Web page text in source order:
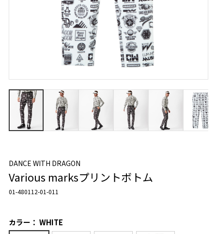
DANCE WITH DRAGON
Various marksプリントボトム
01-480112-01-011
カラー： WHITE